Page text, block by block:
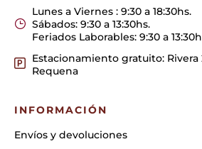
Lunes a Viernes : 9:30 a 18:30hs.
Sábados: 9:30 a 13:30hs.
Feriados Laborables: 9:30 a
Estacionamiento gratuito: Rivera
Requena
INFORMACIÓN
Envíos y devoluciones